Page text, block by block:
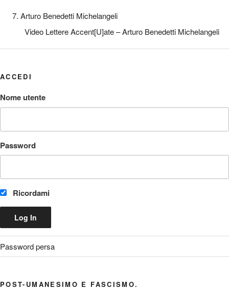
7. Arturo Benedetti Michelangeli
Video Lettere Accent[U]ate – Arturo Benedetti Michelangeli
ACCEDI
Nome utente
Password
Ricordami
Password persa
POST-UMANESIMO E FASCISMO.